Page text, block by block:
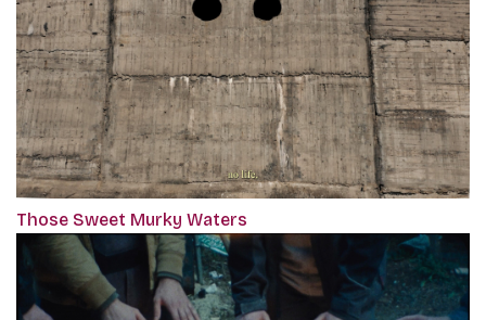
Those Sweet Murky Waters